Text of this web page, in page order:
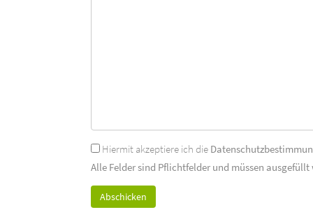
Hiermit akzeptiere ich die
Alle Felder sind Pflichtfelder und müssen ausgefüllt